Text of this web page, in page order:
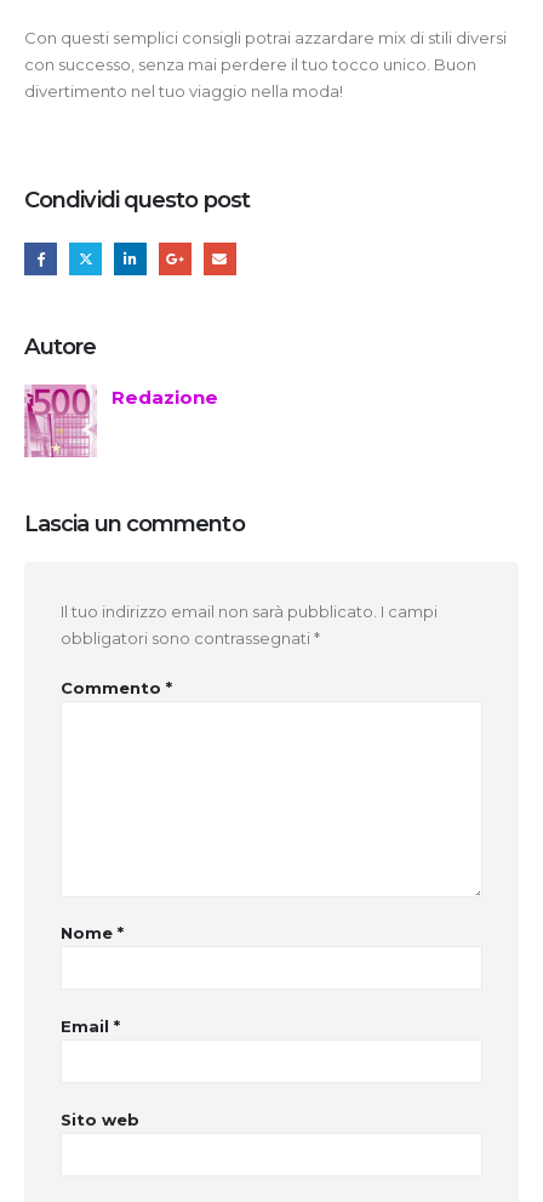
Con questi semplici consigli potrai azzardare mix di stili diversi
con successo, senza mai perdere il tuo tocco unico. Buon
divertimento nel tuo viaggio nella moda!
Condividi questo post
Autore
Redazione
Lascia un commento
Il tuo indirizzo email non sarà pubblicato. I campi
obbligatori sono contrassegnati*
Commento *
Nome *
Email *
Sito web